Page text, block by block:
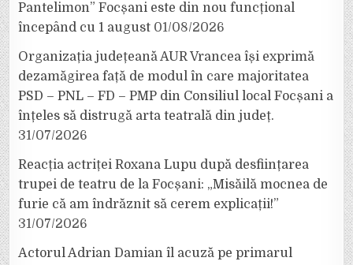
Pantelimon” Focșani este din nou funcțional
începând cu 1 august 01/08/2026
Organizația județeană AUR Vrancea își exprimă
dezamăgirea față de modul în care majoritatea
PSD – PNL – FD – PMP din Consiliul local Focșani a
înțeles să distrugă arta teatrală din județ.
31/07/2026
Reacția actriței Roxana Lupu după desființarea
trupei de teatru de la Focșani: „Misăilă mocnea de
furie că am îndrăznit să cerem explicații!”
31/07/2026
Actorul Adrian Damian îl acuză pe primarul